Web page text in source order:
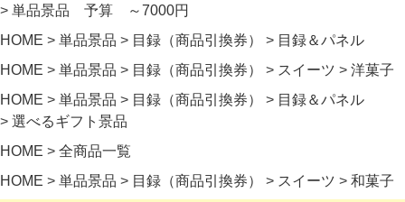
単品景品 予算 ～7000円
HOME
単品景品 目録（商品引換券）
目録＆パネル
HOME
単品景品 目録（商品引換券） スイーツ
洋菓子
HOME
単品景品 目録（商品引換券）
目録＆パネル
選べるギフト景品
HOME
全商品一覧
HOME
単品景品 目録（商品引換券） スイーツ 和菓子